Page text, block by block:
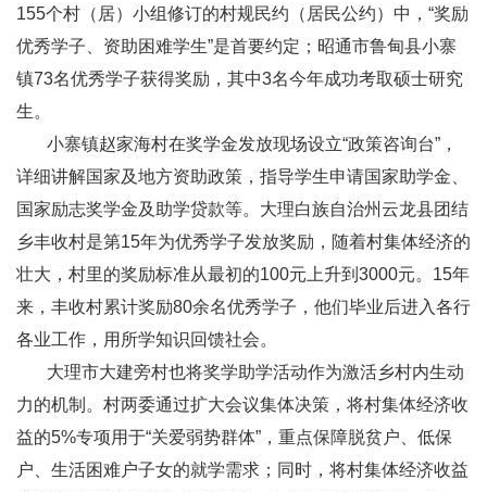
155个村（居）小组修订的村规民约（居民公约）中，“奖励
优秀学子、资助困难学生”是首要约定；昭通市鲁甸县小寨
镇73名优秀学子获得奖励，其中3名今年成功考取硕士研究
生。
小寨镇赵家海村在奖学金发放现场设立“政策咨询台”，
详细讲解国家及地方资助政策，指导学生申请国家助学金、
国家励志奖学金及助学贷款等。大理白族自治州云龙县团结
乡丰收村是第15年为优秀学子发放奖励，随着村集体经济的
壮大，村里的奖励标准从最初的100元上升到3000元。15年
来，丰收村累计奖励80余名优秀学子，他们毕业后进入各行
各业工作，用所学知识回馈社会。
大理市大建旁村也将奖学助学活动作为激活乡村内生动
力的机制。村两委通过扩大会议集体决策，将村集体经济收
益的5%专项用于“关爱弱势群体”，重点保障脱贫户、低保
户、生活困难户子女的就学需求；同时，将村集体经济收益